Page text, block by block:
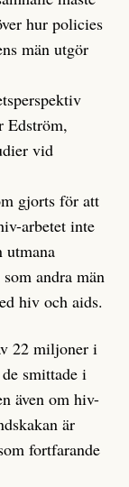
hur policies
män utgör
Edström,
vid
gjorts för att
arbetet inte
andra män
hiv och aids.
22 miljoner i
smittade i
även om hiv-
är
fortfarande